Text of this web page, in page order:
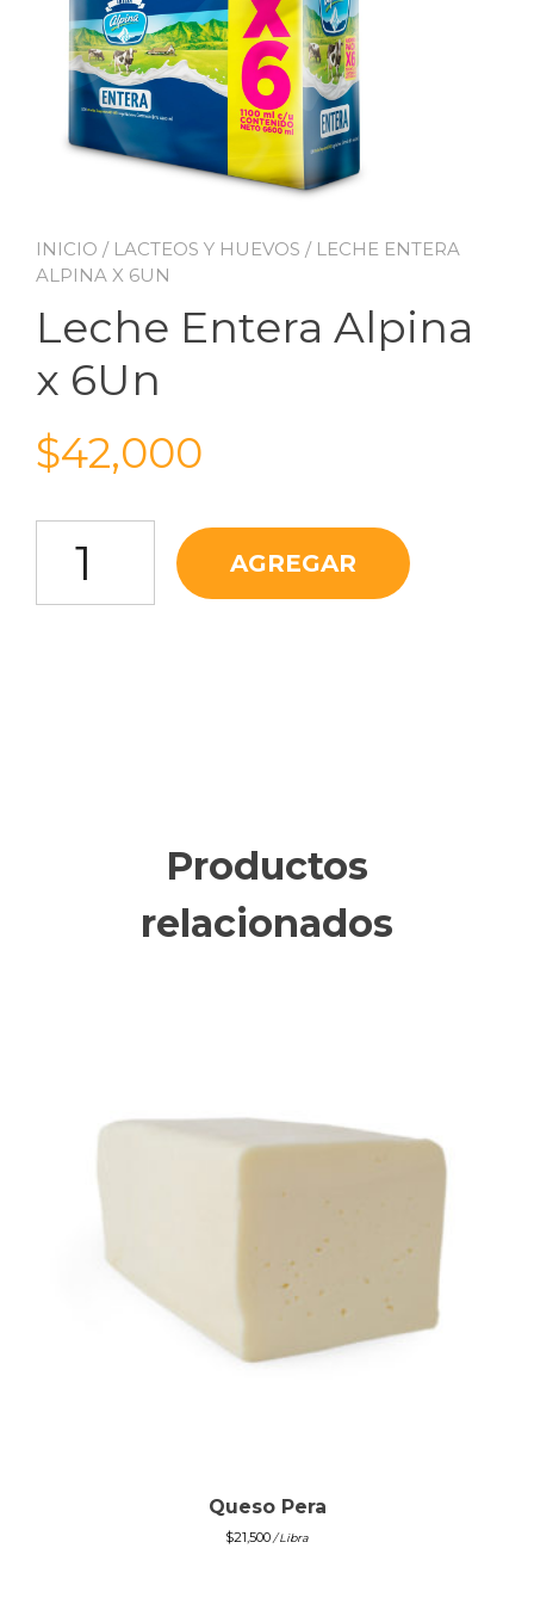
INICIO / LACTEOS Y HUEVOS / LECHE ENTERA
ALPINA X 6UN
Leche Entera Alpina
x 6Un
$42,000
Leche Entera Alpina x 6Un cantidad
AGREGAR
Productos
relacionados
Queso Pera
$21,500/ Libra